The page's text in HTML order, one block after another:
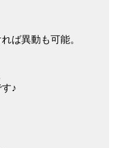
ば異動も可能。
♪